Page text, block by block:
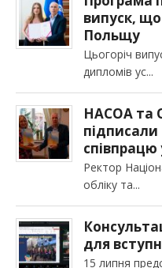
випуск, що
Польщу
Цьогоріч
дипломів ус
НАСОА та
співпрацю
Ректор
обліку та
для
15 липня